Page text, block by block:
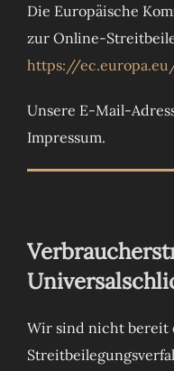
Die Europäische
zur Online-
https://
Unsere E-Mail-
Impressum.
Wir sind nicht bereit